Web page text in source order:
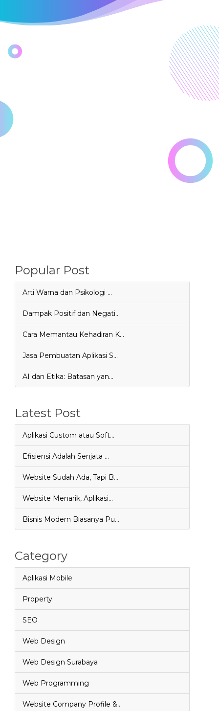
Popular Post
Arti Warna dan Psikologi …
Dampak Positif dan Negati…
Cara Memantau Kehadiran K…
Jasa Pembuatan Aplikasi S…
AI dan Etika: Batasan yan…
Latest Post
Aplikasi Custom atau Soft…
Efisiensi Adalah Senjata …
Website Sudah Ada, Tapi B…
Website Menarik, Aplikasi…
Bisnis Modern Biasanya Pu…
Category
Aplikasi Mobile
Property
SEO
Web Design
Web Design Surabaya
Web Programming
Website Company Profile &…